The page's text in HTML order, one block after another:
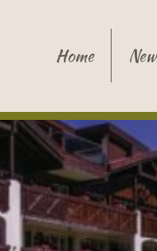
Home